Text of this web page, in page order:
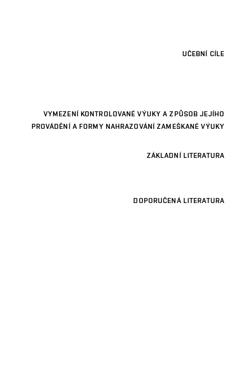
UČEBNÍ CÍLE
VYMEZENÍ KONTROLOVANÉ VÝUKY A ZPŮSOB JEJÍHO
PROVÁDĚNÍ A FORMY NAHRAZOVÁNÍ ZAMEŠKANÉ VÝUKY
ZÁKLADNÍ LITERATURA
DOPORUČENÁ LITERATURA